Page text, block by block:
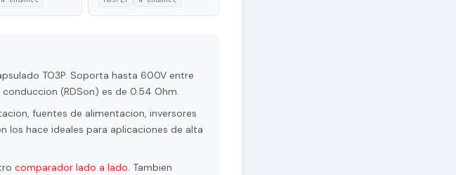
TO3P. Soporta hasta 600V entre
(RDSon) es de 0.54 Ohm.
fuentes de alimentacion, inversores
los hace ideales para aplicaciones de alta
comparador lado a lado. Tambien